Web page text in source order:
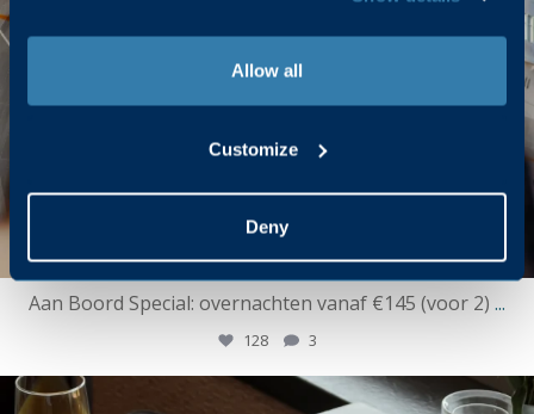
Allow all
Customize
Deny
Aan Boord Special: overnachten vanaf €145 (voor 2) ...
128 3
ssrotterdamofficial